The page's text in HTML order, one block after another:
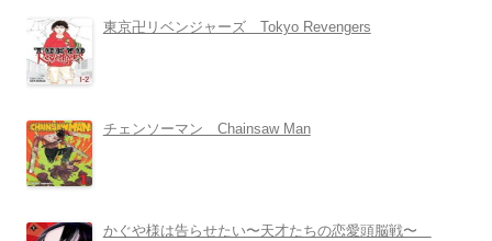
東京卍リベンジャーズ Tokyo Revengers
チェンソーマン Chainsaw Man
かぐや様は告らせたい〜天才たちの恋愛頭脳戦〜